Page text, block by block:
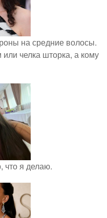
на средние волосы.
челка шторка, а кому
что я делаю.